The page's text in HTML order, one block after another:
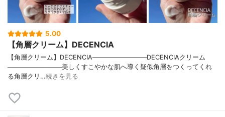
5.00
【角層クリーム】DECENCIA
【角層クリーム】DECENCIA────────────DECENCIAクリーム
────────────美しくすこやかな肌へ導く疑似角層をつくってくれ
る角層クリ…続きを見る